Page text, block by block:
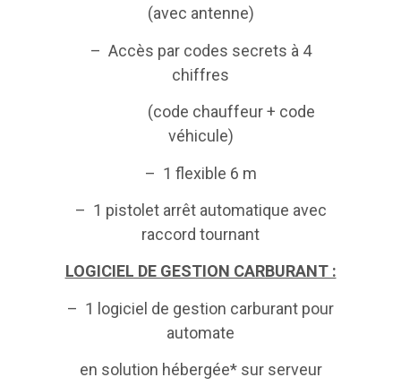
(avec antenne)
– Accès par codes secrets à 4
chiffres
(code chauffeur + code
véhicule)
– 1 flexible 6 m
– 1 pistolet arrêt automatique avec
raccord tournant
LOGICIEL DE GESTION CARBURANT :
– 1 logiciel de gestion carburant pour
automate
en solution hébergée* sur serveur